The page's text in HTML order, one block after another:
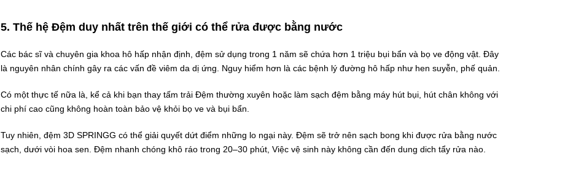
5. Thế hệ Đệm duy nhất trên thế giới có thể rửa được bằng nước
Các bác sĩ và chuyên gia khoa hô hấp nhận định, đệm sử dụng trong 1 năm sẽ chứa hơn 1 triệu bụi bẩn và bọ ve động vật. Đây
là nguyên nhân chính gây ra các vấn đề viêm da dị ứng. Nguy hiểm hơn là các bệnh lý đường hô hấp như hen suyễn, phế quản.
Có một thực tế nữa là, kể cả khi bạn thay tấm trải Đệm thường xuyên hoặc làm sạch đệm bằng máy hút bụi, hút chân không với
chi phí cao cũng không hoàn toàn bảo vệ khỏi bọ ve và bụi bẩn.
Tuy nhiên, đệm 3D SPRINGG có thể giải quyết dứt điểm những lo ngại này. Đệm sẽ trở nên sạch bong khi được rửa bằng nước
sạch, dưới vòi hoa sen. Đệm nhanh chóng khô ráo trong 20–30 phút, Việc vệ sinh này không cần đến dung dich tẩy rửa nào.